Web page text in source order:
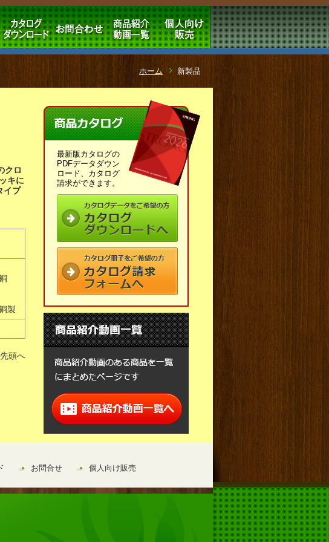
ホーム 新製品
クロ
キに
イプ
製
頭へ
最新版カタログの
PDFデータダウン
ロード、カタログ
請求ができます。
お問合せ 個人向け販売